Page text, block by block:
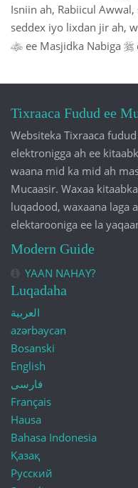
Isniin ah, Rabiicul
seddex iyo lixdan jir ah,
 ee Masjidka Nabiga 
Tixraaca Fudud ee
Websiteka Tixraaca
elektronigga ah ee
waana mid ka mid ah
Mucaasir. Waxaa
luqadood, waxaana laga
elektarooniga ee la
Modern Guide
YAAN NAHAY?
Luqadaha
العربية
azərbaycan
Bosanski
English
فارسی
Français
Hausa
Bahasa Indonesia
Қазақ
Русский